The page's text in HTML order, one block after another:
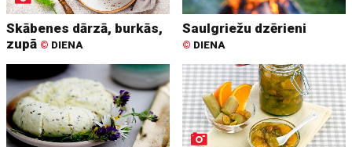
Skābenes dārzā, burkās,
zupā © DIENA
Saulgriežu dzērieni
© DIENA